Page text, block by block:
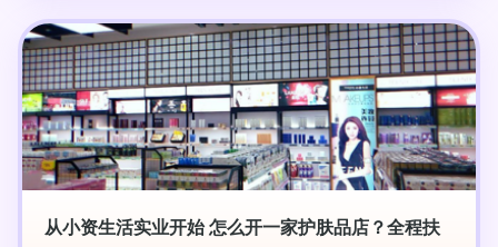
从小资生活实业开始 怎么开一家护肤品店？全程扶